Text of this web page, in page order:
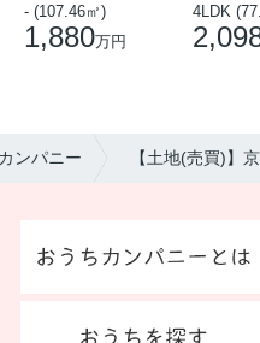
- (107.46㎡)
1,880万円
4LDK
ンパニー 【土地(売買)】